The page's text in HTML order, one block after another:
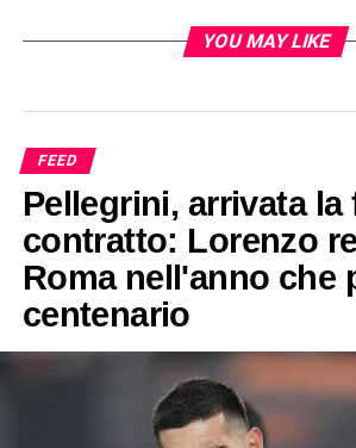
YOU MAY LIKE
FEED
Pellegrini, arrivata la
contratto: Lorenzo
Roma nell'anno che
centenario